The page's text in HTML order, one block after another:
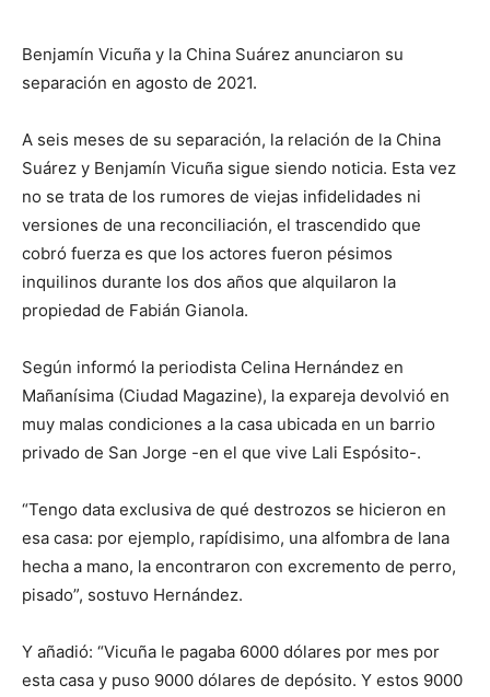
Benjamín Vicuña y la China Suárez anunciaron su
separación en agosto de 2021.
A seis meses de su separación, la relación de la China
Suárez y Benjamín Vicuña sigue siendo noticia. Esta vez
no se trata de los rumores de viejas infidelidades ni
versiones de una reconciliación, el trascendido que
cobró fuerza es que los actores fueron pésimos
inquilinos durante los dos años que alquilaron la
propiedad de Fabián Gianola.
Según informó la periodista Celina Hernández en
Mañanísima (Ciudad Magazine), la expareja devolvió en
muy malas condiciones a la casa ubicada en un barrio
privado de San Jorge -en el que vive Lali Espósito-.
“Tengo data exclusiva de qué destrozos se hicieron en
esa casa: por ejemplo, rapídisimo, una alfombra de lana
hecha a mano, la encontraron con excremento de perro,
pisado”, sostuvo Hernández.
Y añadió: “Vicuña le pagaba 6000 dólares por mes por
esta casa y puso 9000 dólares de depósito. Y estos 9000